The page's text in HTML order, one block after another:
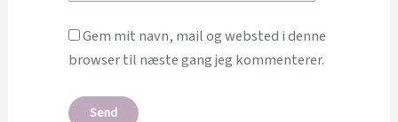
Gem mit navn, mail og websted i denne
browser til næste gang jeg kommenterer.